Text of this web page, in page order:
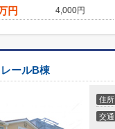
円 4,000円
ールB棟
住所
交通